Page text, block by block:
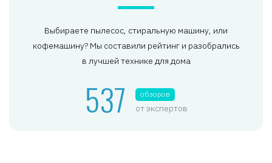
Выбираете пылесос, стиральную машину, или
кофемашину? Мы составили рейтинг и разобрались
в лучшей технике для дома
537 обзоров
от экспертов